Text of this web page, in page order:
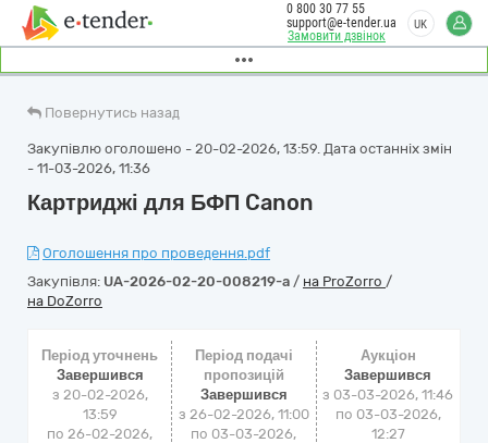
Замовити дзвінок
0 800 30 77 55
support@e-tender.ua
UK
Повернутись назад
Закупівлю оголошено - 20-02-2026, 13:59. Дата останніх змін
- 11-03-2026, 11:36
Картриджі для БФП Canon
Оголошення про проведення.pdf
Закупівля: UA-2026-02-20-008219-a / на ProZorro /
на DoZorro
Період уточнень
Завершився
з 20-02-2026,
13:59
по 26-02-2026,
Період подачі
пропозицій
Завершився
з 26-02-2026, 11:00
по 03-03-2026,
Аукціон
Завершився
з 03-03-2026, 11:46
по 03-03-2026,
12:27